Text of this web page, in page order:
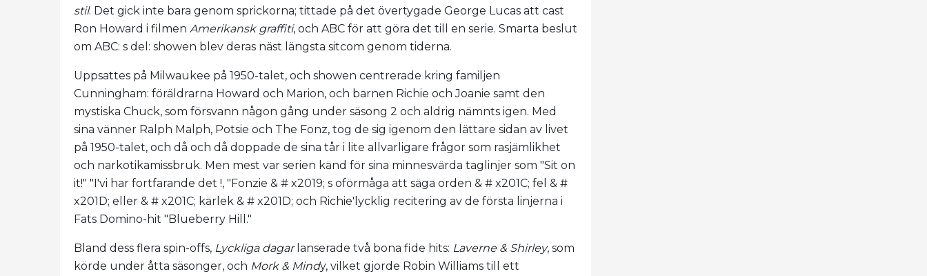
stil. Det gick inte bara genom sprickorna; tittade på det övertygade George Lucas att cast
Ron Howard i filmen Amerikansk graffiti, och ABC för att göra det till en serie. Smarta beslut
om ABC: s del: showen blev deras näst längsta sitcom genom tiderna.
Uppsattes på Milwaukee på 1950-talet, och showen centrerade kring familjen
Cunningham: föräldrarna Howard och Marion, och barnen Richie och Joanie samt den
mystiska Chuck, som försvann någon gång under säsong 2 och aldrig nämnts igen. Med
sina vänner Ralph Malph, Potsie och The Fonz, tog de sig igenom den lättare sidan av livet
på 1950-talet, och då och då doppade de sina tår i lite allvarligare frågor som rasjämlikhet
och narkotikamissbruk. Men mest var serien känd för sina minnesvärda taglinjer som "Sit on
it!" "I'vi har fortfarande det !, "Fonzie & # x2019; s oförmåga att säga orden & # x201C; fel & #
x201D; eller & # x201C; kärlek & # x201D; och Richie'lycklig recitering av de första linjerna i
Fats Domino-hit "Blueberry Hill."
Bland dess flera spin-offs, Lyckliga dagar lanserade två bona fide hits: Laverne & Shirley, som
körde under åtta säsonger, och Mork & Mindy, vilket gjorde Robin Williams till ett